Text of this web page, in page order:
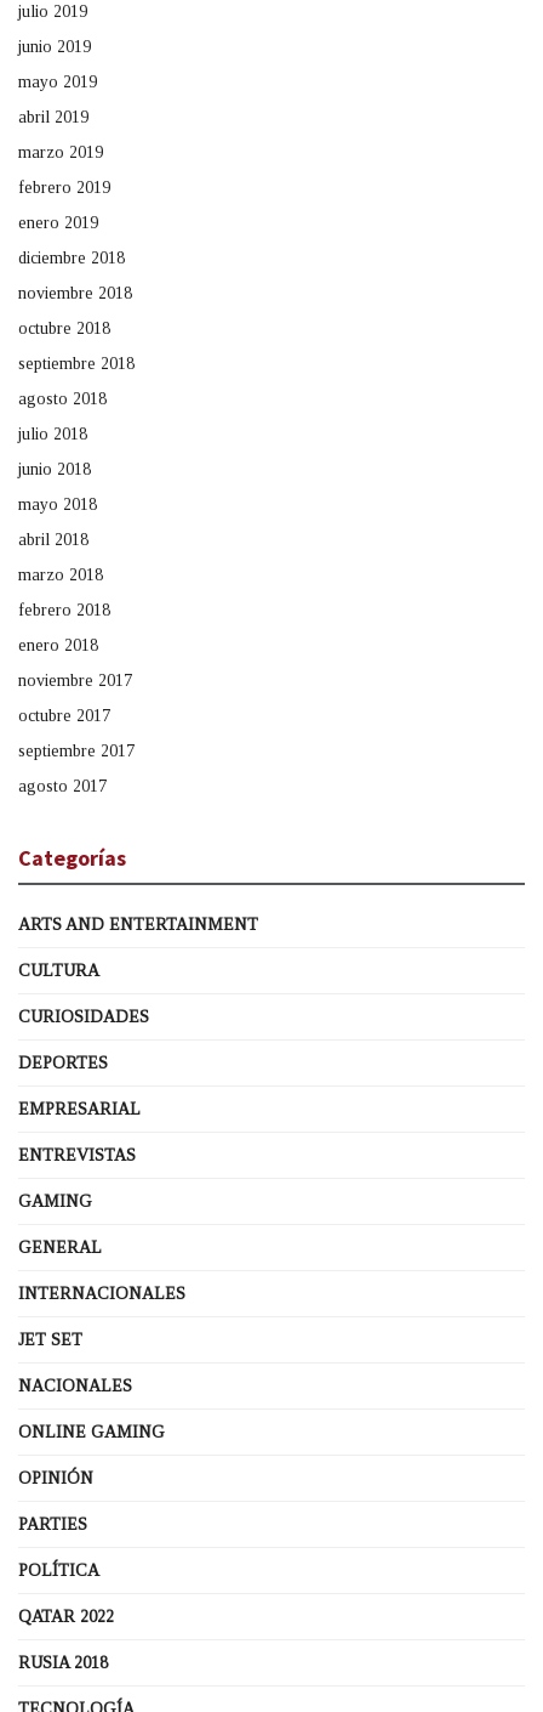
julio 2019
junio 2019
mayo 2019
abril 2019
marzo 2019
febrero 2019
enero 2019
diciembre 2018
noviembre 2018
octubre 2018
septiembre 2018
agosto 2018
julio 2018
junio 2018
mayo 2018
abril 2018
marzo 2018
febrero 2018
enero 2018
noviembre 2017
octubre 2017
septiembre 2017
agosto 2017
Categorías
ARTS AND ENTERTAINMENT
CULTURA
CURIOSIDADES
DEPORTES
EMPRESARIAL
ENTREVISTAS
GAMING
GENERAL
INTERNACIONALES
JET SET
NACIONALES
ONLINE GAMING
OPINIÓN
PARTIES
POLÍTICA
QATAR 2022
RUSIA 2018